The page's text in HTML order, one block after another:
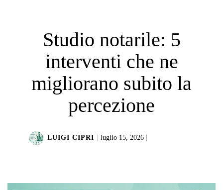
Studio notarile: 5
interventi che ne
migliorano subito la
percezione
LUIGI CIPRI luglio 15, 2026